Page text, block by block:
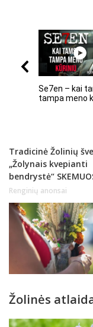
Se7en – kai
tampa meno
Tradicinė Žolinių
„Žolynais kvepianti
bendrystė“
Renginių anonsai
Žolinės